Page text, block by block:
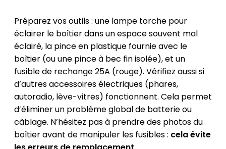
Préparez vos outils : une lampe torche pour
éclairer le boîtier dans un espace souvent mal
éclairé, la pince en plastique fournie avec le
boîtier (ou une pince à bec fin isolée), et un
fusible de rechange 25A (rouge). Vérifiez aussi si
d’autres accessoires électriques (phares,
autoradio, lève-vitres) fonctionnent. Cela permet
d’éliminer un problème global de batterie ou
câblage. N’hésitez pas à prendre des photos du
boîtier avant de manipuler les fusibles : cela évite